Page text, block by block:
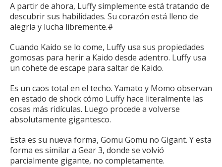
A partir de ahora, Luffy simplemente está tratando de
descubrir sus habilidades. Su corazón está lleno de
alegría y lucha libremente.#
Cuando Kaido se lo come, Luffy usa sus propiedades
gomosas para herir a Kaido desde adentro. Luffy usa
un cohete de escape para saltar de Kaido.
Es un caos total en el techo. Yamato y Momo observan
en estado de shock cómo Luffy hace literalmente las
cosas más ridículas. Luego procede a volverse
absolutamente gigantesco.
Esta es su nueva forma, Gomu Gomu no Gigant. Y esta
forma es similar a Gear 3, donde se volvió
parcialmente gigante, no completamente.